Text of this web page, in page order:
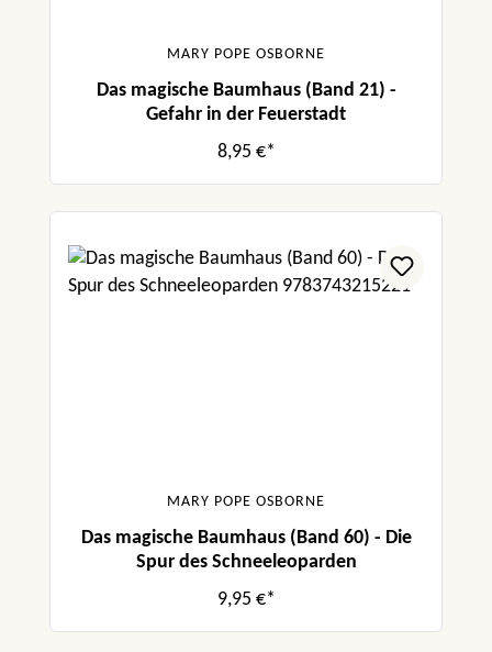
MARY POPE OSBORNE
Das magische Baumhaus (Band 21) -
Gefahr in der Feuerstadt
8,95 €*
MARY POPE OSBORNE
Das magische Baumhaus (Band 60) - Die
Spur des Schneeleoparden
9,95 €*